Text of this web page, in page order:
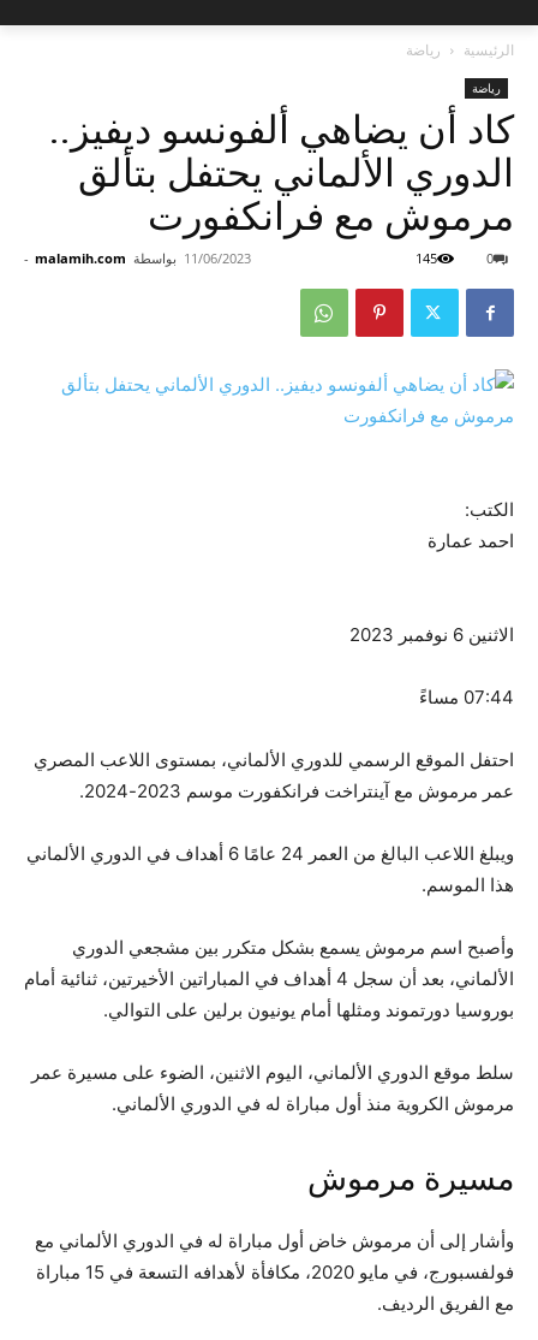
الرئيسية رياضة
رياضة
كاد أن يضاهي ألفونسو ديفيز..
الدوري الألماني يحتفل بتألق
مرموش مع فرانكفورت
بواسطة malamih.com
- 11/06/2023 0
145
الكتب:
احمد عمارة
الاثنين 6 نوفمبر 2023
07:44 مساءً
احتفل الموقع الرسمي للدوري الألماني، بمستوى اللاعب المصري
عمر مرموش مع آينتراخت فرانكفورت موسم 2023-2024.
ويبلغ اللاعب البالغ من العمر 24 عامًا 6 أهداف في الدوري الألماني
هذا الموسم.
وأصبح اسم مرموش يسمع بشكل متكرر بين مشجعي الدوري
الألماني، بعد أن سجل 4 أهداف في المباراتين الأخيرتين، ثنائية أمام
بوروسيا دورتموند ومثلها أمام يونيون برلين على التوالي.
سلط موقع الدوري الألماني، اليوم الاثنين، الضوء على مسيرة عمر
مرموش الكروية منذ أول مباراة له في الدوري الألماني.
مسيرة مرموش
وأشار إلى أن مرموش خاض أول مباراة له في الدوري الألماني مع
فولفسبورج، في مايو 2020، مكافأة لأهدافه التسعة في 15 مباراة
مع الفريق الرديف.